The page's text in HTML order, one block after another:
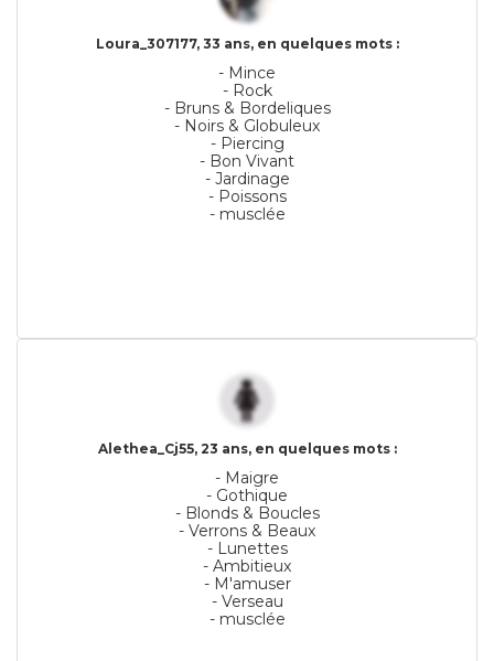
Loura_307177, 33 ans, en quelques mots :
- Mince
- Rock
- Bruns & Bordeliques
- Noirs & Globuleux
- Piercing
- Bon Vivant
- Jardinage
- Poissons
- musclée
Alethea_Cj55, 23 ans, en quelques mots :
- Maigre
- Gothique
- Blonds & Boucles
- Verrons & Beaux
- Lunettes
- Ambitieux
- M'amuser
- Verseau
- musclée